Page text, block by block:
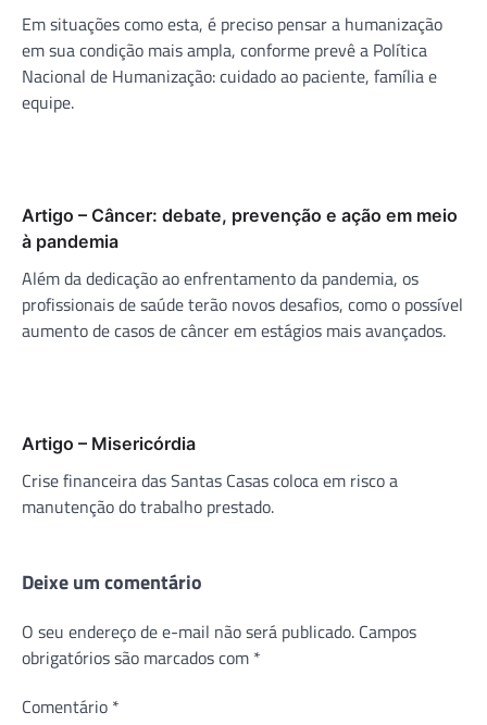
Em situações como esta, é preciso pensar a humanização
em sua condição mais ampla, conforme prevê a Política
Nacional de Humanização: cuidado ao paciente, família e
equipe.
Artigo – Câncer: debate, prevenção e ação em meio
à pandemia
Além da dedicação ao enfrentamento da pandemia, os
profissionais de saúde terão novos desafios, como o possível
aumento de casos de câncer em estágios mais avançados.
Artigo – Misericórdia
Crise financeira das Santas Casas coloca em risco a
manutenção do trabalho prestado.
Deixe um comentário
O seu endereço de e-mail não será publicado. Campos
obrigatórios são marcados com *
Comentário *